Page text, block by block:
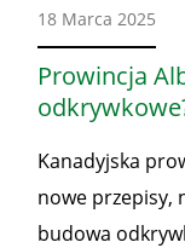
18 Marca 2025
Prowincja
Kanadyjska
nowe przepisy,
budowa